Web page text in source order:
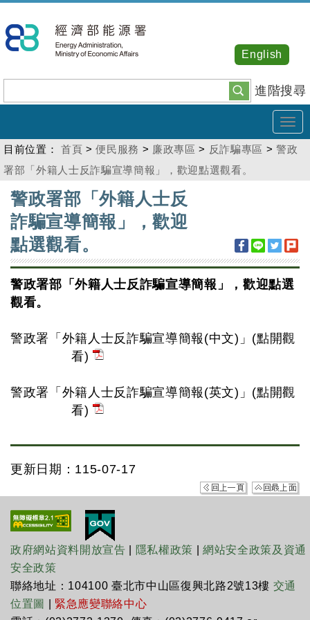
到
主
內
容
進階搜尋
English
目前位置： 首頁 >便民服務 > 廉政專區 > 反詐騙專區 >警政
署部「外籍人士反詐騙宣導簡報」，歡迎點選觀看。
:::
警政署部「外籍人士反
詐騙宣導簡報」，歡迎
點選觀看。
警政署部「外籍人士反詐騙宣導簡報」，歡迎點選
觀看。
警政署「外籍人士反詐騙宣導簡報(中文)」(點開觀
看)
警政署「外籍人士反詐騙宣導簡報(英文)」(點開觀
看)
更新日期：115-07-17
政府網站資料開放宣告 隱私權政策 |網站安全政策及資通
安全政策
聯絡地址：104100 臺北市中山區復興北路2號13樓 交通
位置圖
緊急應變聯絡中心